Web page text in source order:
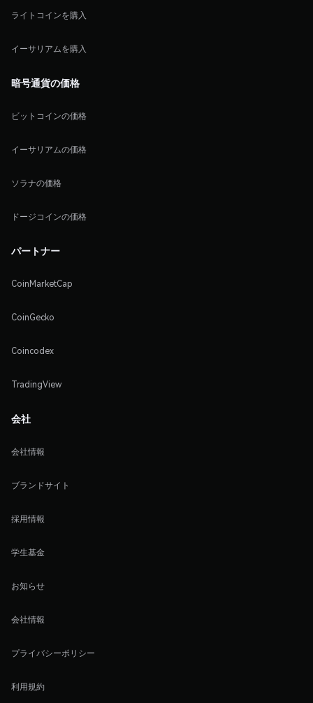
ライトコインを購入
イーサリアムを購入
暗号通貨の価格
ビットコインの価格
イーサリアムの価格
ソラナの価格
ドージコインの価格
パートナー
CoinMarketCap
CoinGecko
Coincodex
TradingView
会社
会社情報
ブランドサイト
採用情報
学生基金
お知らせ
会社情報
プライバシーポリシー
利用規約